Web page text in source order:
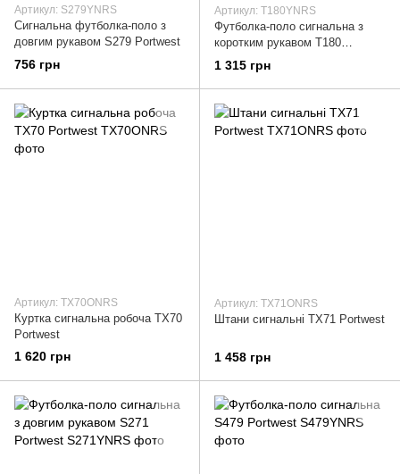
Артикул: S279YNRS
Сигнальна футболка-поло з
довгим рукавом S279 Portwest
756 грн
Артикул: T180YNRS
Футболка-поло сигнальна з
коротким рукавом T180
Portwest
1 315 грн
Артикул: TX70ONRS
Куртка сигнальна робоча TX70
Portwest
1 620 грн
Артикул: TX71ONRS
Штани сигнальні TX71 Portwest
1 458 грн